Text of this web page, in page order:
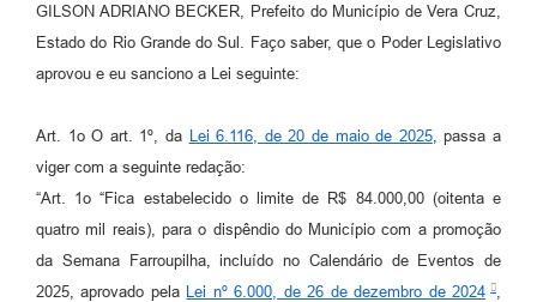
GILSON ADRIANO BECKER, Prefeito do Município de Vera Cruz,
Estado do Rio Grande do Sul. Faço saber, que o Poder Legislativo
aprovou e eu sanciono a Lei seguinte:
Art. 1o O art. 1º, da Lei 6.116, de 20 de maio de 2025, passa a
viger com a seguinte redação:
“Art. 1o “Fica estabelecido o limite de R$ 84.000,00 (oitenta e
quatro mil reais), para o dispêndio do Município com a promoção
da Semana Farroupilha, incluído no Calendário de Eventos de
2025, aprovado pela
Lei nº 6.000, de 26 de dezembro de 2024